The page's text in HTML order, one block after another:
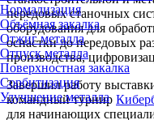
Нормализация
Объёмная закалка
Отжиг металла
Отпуск металла
Поверхностная закалка
Сорбитизация
Улучшение металла
передовых станочных
оборудования для
оснастки до передовых
производства,
Завершил работу
командный турнир
для начинающих